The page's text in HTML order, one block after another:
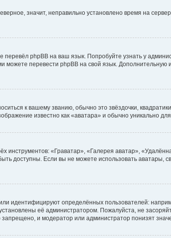
значит, неправильно установлено время на
phpBB на ваш язык. Попробуйте узнать у
можете перевести phpBB на свой язык.
к вашему званию, обычно это звёздочки,
известно как «аватара» и обычно уникально для
«Граватар», «Галерея аватар»,
доступны. Если вы не можете использовать аватары,
идентифицируют определённых пользователей:
её администратором. Пожалуйста, не
и модератор или администратор понизят